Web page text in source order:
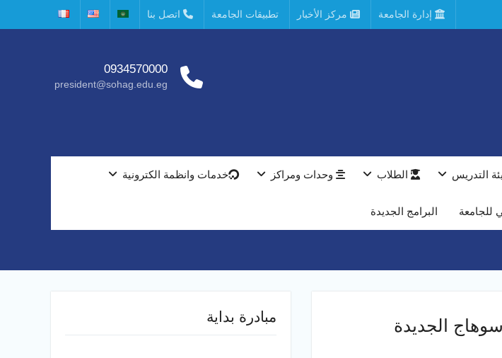
إدارة الجامعة مركز الأخبار تطبيقات الجامعة اتصل بنا
0934570000
president@sohag.edu.eg
التدريس الطلاب وحدات ومراكز خدمات وانظمة الكترونية
للجامعة البرامج الجديدة
الجديدة مبادرة بداية